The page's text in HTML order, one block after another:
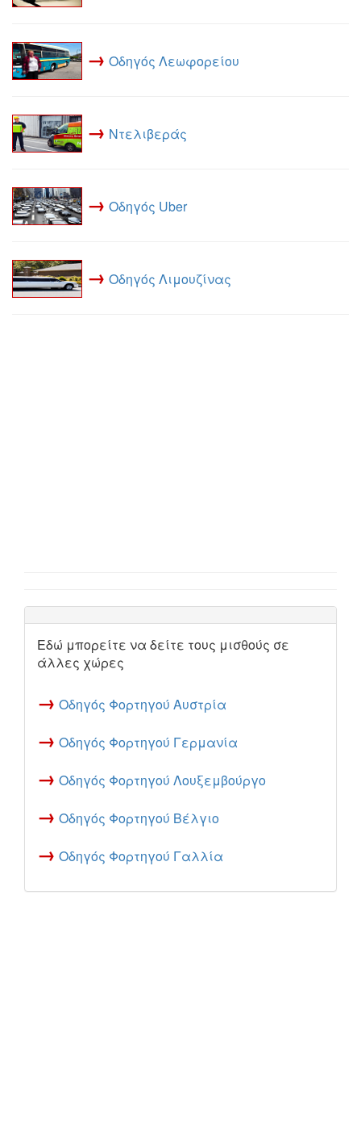
→ Οδηγός Λεωφορείου
→ Ντελιβεράς
→ Οδηγός Uber
→ Οδηγός Λιμουζίνας
Εδώ μπορείτε να δείτε τους μισθούς σε
άλλες χώρες
→ Οδηγός Φορτηγού Αυστρία
→ Οδηγός Φορτηγού Γερμανία
→ Οδηγός Φορτηγού Λουξεμβούργο
→ Οδηγός Φορτηγού Βέλγιο
→ Οδηγός Φορτηγού Γαλλία